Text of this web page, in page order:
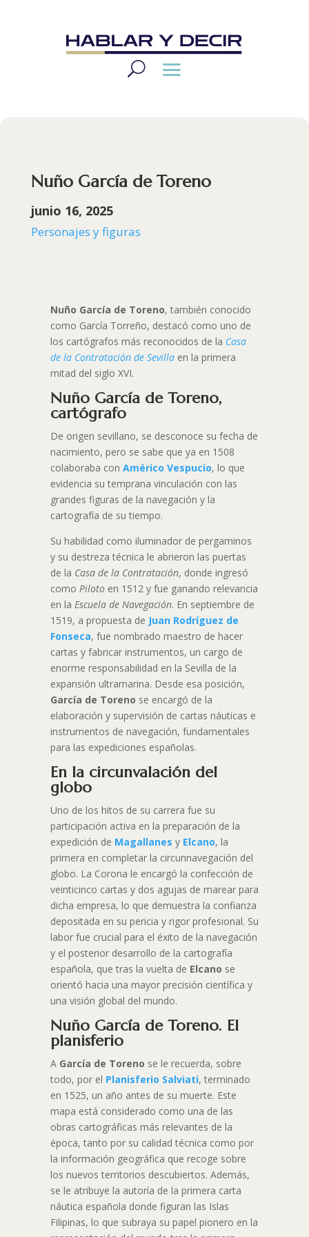
Nuño García de Toreno
junio 16, 2025
Personajes y figuras
Nuño García de Toreno, también conocido
como García Torreño, destacó como uno de
los cartógrafos más reconocidos de la Casa
de la Contratación de Sevillaen la primera
mitad del siglo XVI.
Nuño García de Toreno,
cartógrafo
De origen sevillano, se desconoce su fecha de
nacimiento, pero se sabe que ya en 1508
colaboraba con Américo Vespucio, lo que
evidencia su temprana vinculación con las
grandes figuras de la navegación y la
cartografía de su tiempo.
Su habilidad como iluminador de pergaminos
y su destreza técnica le abrieron las puertas
de la Casa de la Contratación, donde ingresó
como Piloto en 1512 y fue ganando relevancia
en la Escuela de Navegación. En septiembre de
1519, a propuesta de Juan Rodríguez de
Fonseca, fue nombrado maestro de hacer
cartas y fabricar instrumentos, un cargo de
enorme responsabilidad en la Sevilla de la
expansión ultramarina. Desde esa posición,
García de Toreno se encargó de la
elaboración y supervisión de cartas náuticas e
instrumentos de navegación, fundamentales
para las expediciones españolas.
En la circunvalación del
globo
Uno de los hitos de su carrera fue su
participación activa en la preparación de la
expedición de Magallanes y Elcano, la
primera en completar la circunnavegación del
globo. La Corona le encargó la confección de
veinticinco cartas y dos agujas de marear para
dicha empresa, lo que demuestra la confianza
depositada en su pericia y rigor profesional. Su
labor fue crucial para el éxito de la navegación
y el posterior desarrollo de la cartografía
española, que tras la vuelta de Elcano se
orientó hacia una mayor precisión científica y
una visión global del mundo.
Nuño García de Toreno. El
planisferio
AGarcía de Toreno se le recuerda, sobre
todo, por el Planisferio Salviati, terminado
en 1525, un año antes de su muerte. Este
mapa está considerado como una de las
obras cartográficas más relevantes de la
época, tanto por su calidad técnica como por
la información geográfica que recoge sobre
los nuevos territorios descubiertos. Además,
se le atribuye la autoría de la primera carta
náutica española donde figuran las Islas
Filipinas, lo que subraya su papel pionero en la